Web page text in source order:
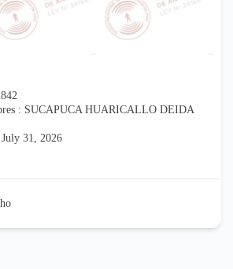
: SUCAPUCA HUARICALLO DEIDA
31, 2026